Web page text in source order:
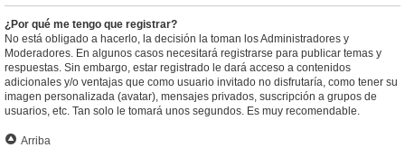
¿Por qué me tengo que registrar?
No está obligado a hacerlo, la decisión la toman los Administradores y
Moderadores. En algunos casos necesitará registrarse para publicar temas y
respuestas. Sin embargo, estar registrado le dará acceso a contenidos
adicionales y/o ventajas que como usuario invitado no disfrutaría, como tener su
imagen personalizada (avatar), mensajes privados, suscripción a grupos de
usuarios, etc. Tan solo le tomará unos segundos. Es muy recomendable.
Arriba